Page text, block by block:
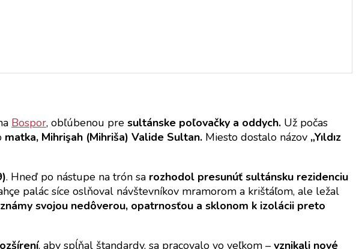
Bospor, obľúbenou pre sultánske poľovačky a oddych. Už počas
matka, Mihrişah (Mihriša) Valide Sultan. Miesto dostalo názov „Yıldız
. Hneď po nástupe na trón sa rozhodol presunúť sultánsku rezidenciu
palác síce oslňoval návštevníkov mramorom a krištáľom, ale ležal
svojou nedôverou, opatrnosťou a sklonom k izolácii preto
, aby spĺňal štandardy, sa pracovalo vo veľkom – vznikali nové